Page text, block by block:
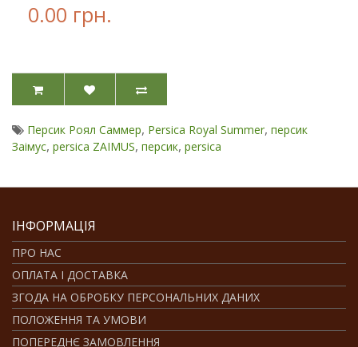
0.00 грн.
Персик Роял Саммер, Persica Royal Summer, персик
Заімус, persica ZAIMUS, персик, persica
ІНФОРМАЦІЯ
ПРО НАС
ОПЛАТА І ДОСТАВКА
ЗГОДА НА ОБРОБКУ ПЕРСОНАЛЬНИХ ДАНИХ
ПОЛОЖЕННЯ ТА УМОВИ
ПОПЕРЕДНЄ ЗАМОВЛЕННЯ